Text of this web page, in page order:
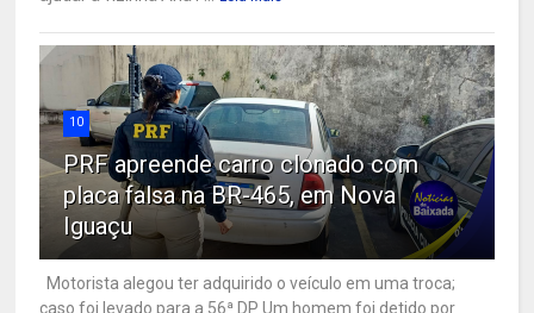
10
PRF apreende carro clonado com
placa falsa na BR-465, em Nova
Iguaçu
Motorista alegou ter adquirido o veículo em uma troca;
caso foi levado para a 56ª DP Um homem foi detido por